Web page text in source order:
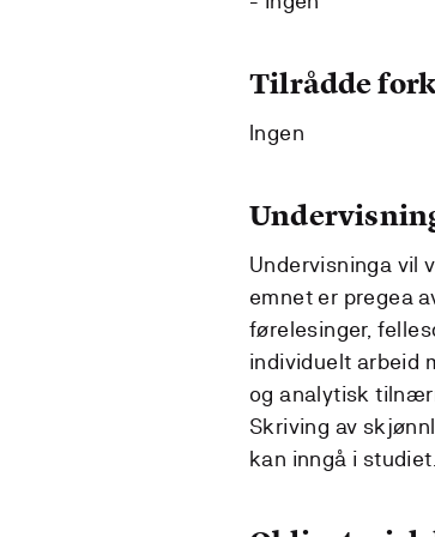
Tilrådde
Ingen
Undervisninga vil
emnet er pregea
førelesinger,
individuelt arbeid
og analytisk
Skriving av
kan inngå i studiet.